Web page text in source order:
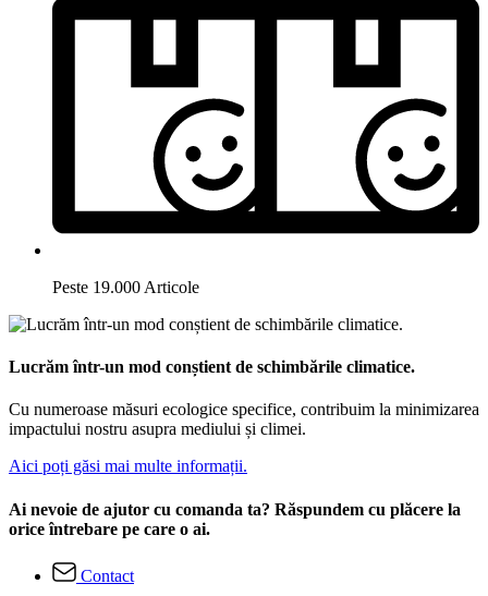
Peste 19.000 Articole
Lucrăm într-un mod conștient de schimbările climatice.
Cu numeroase măsuri ecologice specifice, contribuim la minimizarea
impactului nostru asupra mediului și climei.
Aici poți găsi mai multe informații.
Ai nevoie de ajutor cu comanda ta? Răspundem cu plăcere la
orice întrebare pe care o ai.
Contact